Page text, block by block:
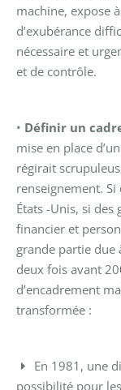
machine, expose
d’exubérance
nécessaire et
et de contrôle.
• Définir un
mise en place
régirait
renseignement.
États -Unis, si
financier et
grande partie due
deux fois avant
d’encadrement
transformée :
En 1981, une
possibilité pour